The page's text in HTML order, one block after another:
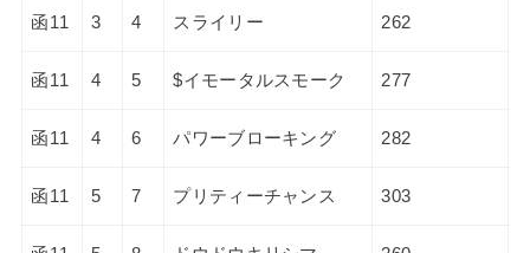
函11 3 4 スライリー 262
函11 4 5 $イモータルスモーク 277
函11 4 6 パワーブローキング 282
函11 5 7 プリティーチャンス 303